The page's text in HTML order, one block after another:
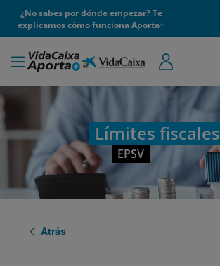
¿No sabes por dónde empezar? Te
explicamos cómo funciona Aporta+
Límites fiscales
EPSV
Atrás